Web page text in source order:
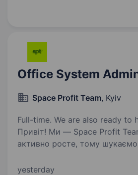
Office System
Space Profit Team, Kyiv
Full-time. We are also ready to
Привіт! Ми — Space Profit Team, команда, яка
активно росте, тому
забезпечити стабільну роботу
yesterday